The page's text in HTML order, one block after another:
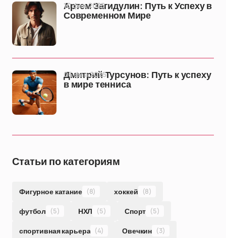
Артем Загидулин: Путь к Успеху в
Современном Мире
10 фев 2025
Дмитрий Турсунов: Путь к успеху
в мире тенниса
06 фев 2025
Статьи по категориям
Фигурное катание (8) хоккей (8)
футбол (5) НХЛ (5) Спорт (5)
спортивная карьера (4) Овечкин (3)